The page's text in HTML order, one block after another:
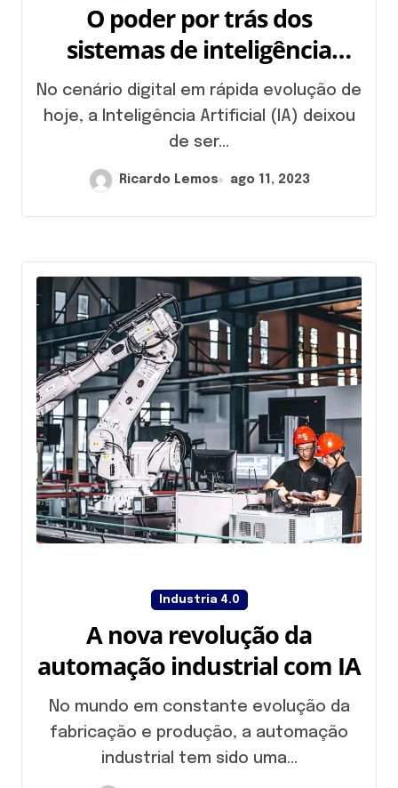
O poder por trás dos
sistemas de inteligência
artificial
No cenário digital em rápida evolução de
hoje, a Inteligência Artificial (IA) deixou
de ser...
Ricardo Lemos ago 11, 2023
Industria 4.0
A nova revolução da
automação industrial com IA
No mundo em constante evolução da
fabricação e produção, a automação
industrial tem sido uma...